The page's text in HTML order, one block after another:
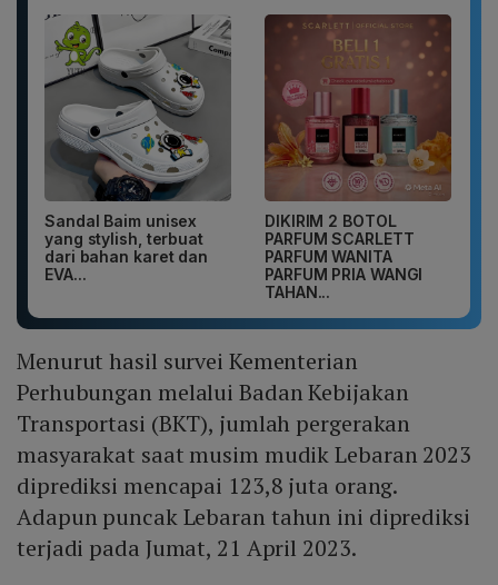
Sandal Baim unisex
yang stylish, terbuat
dari bahan karet dan
EVA...
DIKIRIM 2 BOTOL
PARFUM SCARLETT
PARFUM WANITA
PARFUM PRIA WANGI
TAHAN...
Menurut hasil survei Kementerian
Perhubungan melalui Badan Kebijakan
Transportasi (BKT), jumlah pergerakan
masyarakat saat musim mudik Lebaran 2023
diprediksi mencapai 123,8 juta orang.
Adapun puncak Lebaran tahun ini diprediksi
terjadi pada Jumat, 21 April 2023.